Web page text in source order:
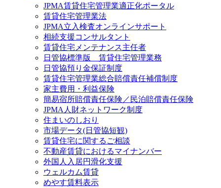
JPMA賃貸住宅管理業適正化ポータル
賃貸住宅管理業法
JPMA立入検査オンラインサポート
相続支援コンサルタント
賃貸住宅メンテナンス主任者
日管協標準版 賃貸住宅管理業務
日管協預り金保証制度
賃貸住宅管理業総合賠償責任補償制度
家主費用・利益保険
簡易宿所賠償責任保険／民泊賠償責任保険
JPMA人財ネットワーク制度
住まいのしおり
市場データ(日管協短観)
賃貸住宅に関するご相談
不動産賃貸におけるマイナンバー
外国人入居円滑化支援
ウェルカム賃貸
めやす賃料表示